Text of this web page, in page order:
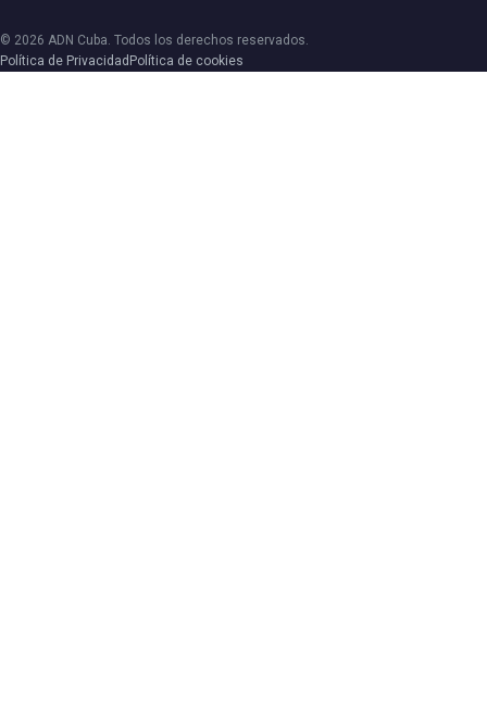
© 2026 ADN Cuba. Todos los derechos reservados.
Política de Privacidad Política de cookies